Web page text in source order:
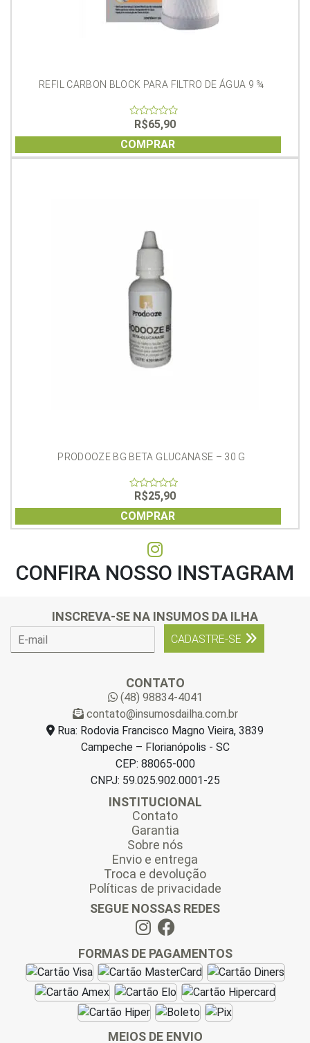
REFIL CARBON BLOCK PARA FILTRO DE ÁGUA 9 ¾
of
5
R$65,90
COMPRAR
PRODOOZE BG BETA GLUCANASE – 30 G
of
5
R$25,90
COMPRAR
CONFIRA NOSSO INSTAGRAM
INSCREVA-SE NA INSUMOS DA ILHA
CADASTRE-SE
CONTATO
(48) 98834-4041
contato@insumosdailha.com.br
Rua: Rodovia Francisco Magno Vieira, 3839
Campeche – Florianópolis - SC
CEP: 88065-000
CNPJ: 59.025.902.0001-25
INSTITUCIONAL
Contato
Garantia
Sobre nós
Envio e entrega
Troca e devolução
Políticas de privacidade
SEGUE NOSSAS REDES
FORMAS DE PAGAMENTOS
MEIOS DE ENVIO